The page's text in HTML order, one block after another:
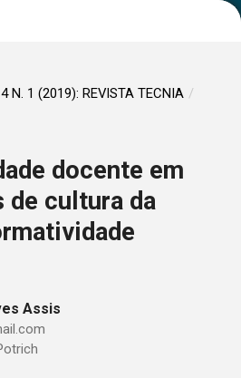
4 N. 1 (2019): REVISTA TECNIA /
docente em
de cultura da
Assis